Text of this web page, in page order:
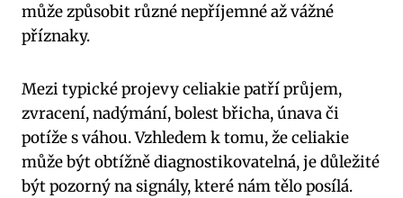
může způsobit různé nepříjemné až vážné
příznaky.
Mezi typické projevy celiakie patří průjem,
zvracení, nadýmání, bolest břicha, únava či
potíže s váhou. Vzhledem k tomu, že celiakie
může být obtížně diagnostikovatelná, je důležité
být pozorný na signály, které nám tělo posílá.